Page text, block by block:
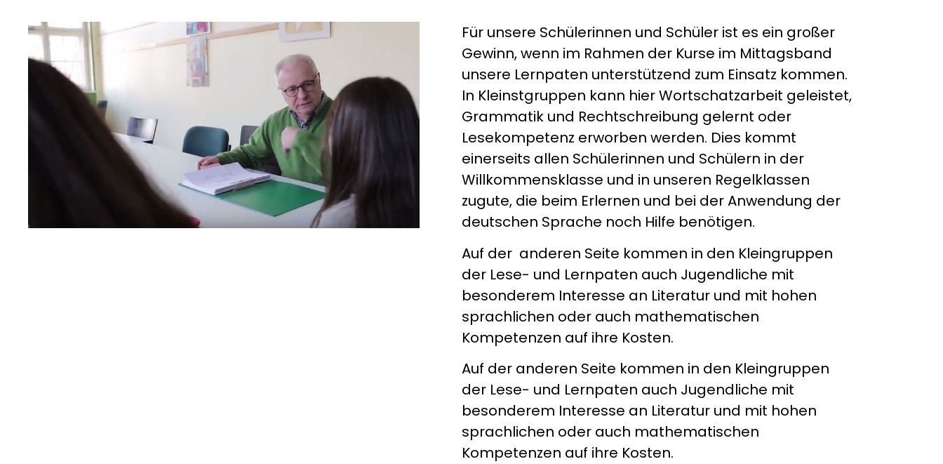
Für unsere Schülerinnen und Schüler ist es ein großer
Gewinn, wenn im Rahmen der Kurse im Mittagsband
unsere Lernpaten unterstützend zum Einsatz kommen.
In Kleinstgruppen kann hier Wortschatzarbeit geleistet,
Grammatik und Rechtschreibung gelernt oder
Lesekompetenz erworben werden. Dies kommt
einerseits allen Schülerinnen und Schülern in der
Willkommensklasse und in unseren Regelklassen
zugute, die beim Erlernen und bei der Anwendung der
deutschen Sprache noch Hilfe benötigen.
Auf der anderen Seite kommen in den Kleingruppen
der Lese- und Lernpaten auch Jugendliche mit
besonderem Interesse an Literatur und mit hohen
sprachlichen oder auch mathematischen
Kompetenzen auf ihre Kosten.
Auf der anderen Seite kommen in den Kleingruppen
der Lese- und Lernpaten auch Jugendliche mit
besonderem Interesse an Literatur und mit hohen
sprachlichen oder auch mathematischen
Kompetenzen auf ihre Kosten.